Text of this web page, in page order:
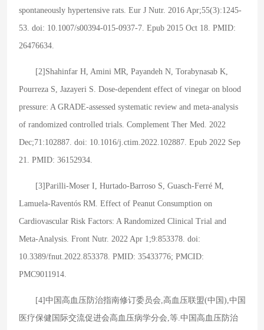
spontaneously hypertensive rats. Eur J Nutr. 2016 Apr;55(3):1245-
53. doi: 10.1007/s00394-015-0937-7. Epub 2015 Oct 18. PMID:
26476634.
[2]Shahinfar H, Amini MR, Payandeh N, Torabynasab K,
Pourreza S, Jazayeri S. Dose-dependent effect of vinegar on blood
pressure: A GRADE-assessed systematic review and meta-analysis
of randomized controlled trials. Complement Ther Med. 2022
Dec;71:102887. doi: 10.1016/j.ctim.2022.102887. Epub 2022 Sep
21. PMID: 36152934.
[3]Parilli-Moser I, Hurtado-Barroso S, Guasch-Ferré M,
Lamuela-Raventós RM. Effect of Peanut Consumption on
Cardiovascular Risk Factors: A Randomized Clinical Trial and
Meta-Analysis. Front Nutr. 2022 Apr 1;9:853378. doi:
10.3389/fnut.2022.853378. PMID: 35433776; PMCID:
PMC9011914.
[4]中国高血压防治指南修订委员会,高血压联盟(中国),中国
医疗保健国际交流促进会高血压病学分会,等.中国高血压防治